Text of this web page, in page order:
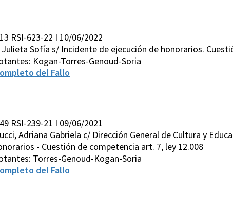
RSI-623-22 I 10/06/2022
Julieta Sofía s/ Incidente de ejecución de honorarios.
Kogan-Torres-Genoud-Soria
del Fallo
RSI-239-21 I 09/06/2021
Adriana Gabriela c/ Dirección General de Cultura y
- Cuestión de competencia art. 7, ley 12.008
Torres-Genoud-Kogan-Soria
del Fallo